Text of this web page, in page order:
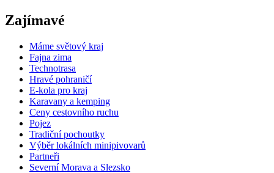
Zajímavé
Máme světový kraj
Fajna zima
Technotrasa
Hravé pohraničí
E-kola pro kraj
Karavany a kemping
Ceny cestovního ruchu
Pojez
Tradiční pochoutky
Výběr lokálních minipivovarů
Partneři
Severní Morava a Slezsko